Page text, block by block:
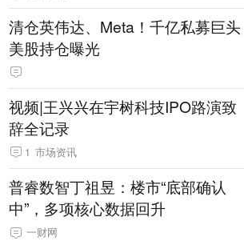
清仓英伟达、Meta！千亿私募巨头
美股持仓曝光
视频|王兴兴在宇树科技IPO路演致
辞全记录
1 市场资讯
普睿数智丁祖昱：楼市“底部确认
中”，多项核心数据回升
一财网